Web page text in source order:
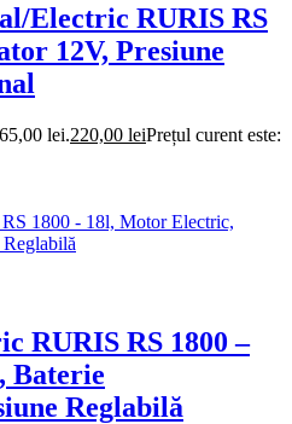
Electric RURIS RS
12V, Presiune
lei.220,00 leiPrețul curent este:
RURIS RS 1800 –
Baterie
Reglabilă